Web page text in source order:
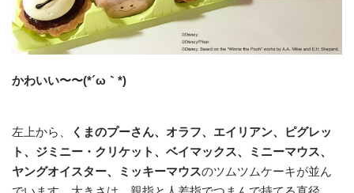
かわいい〜〜(*´ω｀*)
左上から、
くまのプーさん、オラフ、エイリアン、ピグレッ
ト、ジミニー・クリケット、ベイマックス、ミニーマウス、
ヤングオイスター、ミッキーマウスのツムツムケーキが並ん